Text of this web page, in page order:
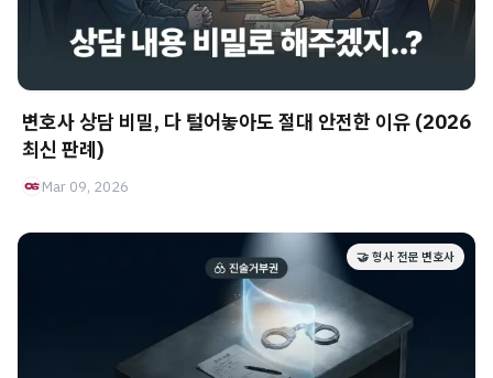
변호사 상담 비밀, 다 털어놓아도 절대 안전한 이유 (2026
최신 판례)
Mar 09, 2026
🤝 형사 전문 변호사